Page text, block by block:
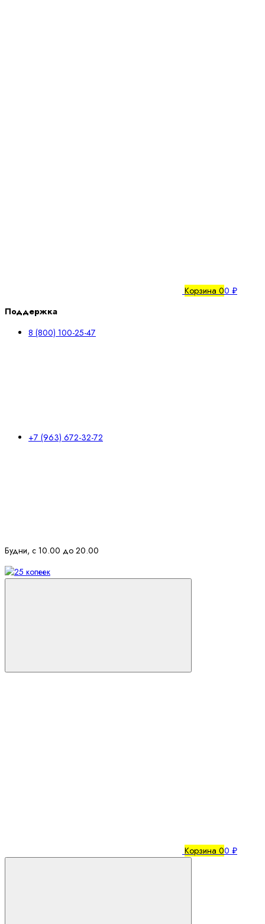
Корзина 00 ₽
Поддержка
8 (800) 100-25-47
+7 (963) 672-32-72
Будни, с 10.00 до 20.00
Корзина 00 ₽